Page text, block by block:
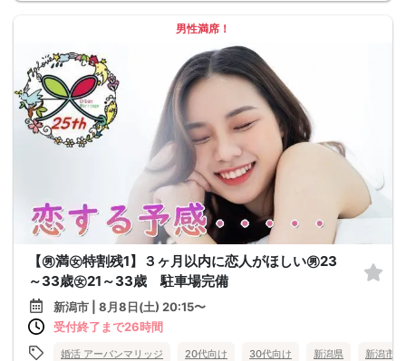
男性満席！
【㊚満㊛特割残1】３ヶ月以内に恋人がほしい㊚23
～33歳㊛21～33歳 駐車場完備
新潟市 | 8月8日(土) 20:15〜
受付終了まで26時間
婚活 アーバンマリッジ 20代向け 30代向け 新潟県 新潟市